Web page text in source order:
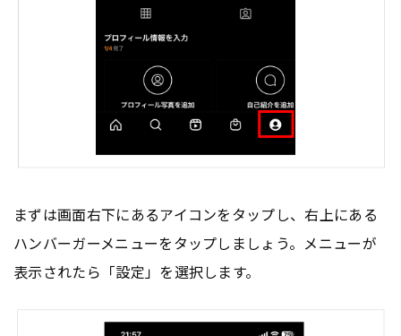
まずは画面右下にあるアイコンをタップし、右上にある
ハンバーガーメニューをタップしましょう。メニューが
表示されたら「設定」を選択します。